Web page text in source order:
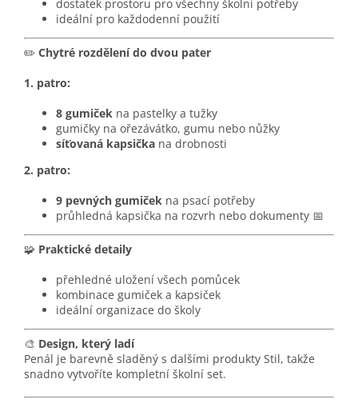
dostatek prostoru pro všechny školní potřeby
ideální pro každodenní použití
✏️ Chytré rozdělení do dvou pater
1. patro:
8 gumiček na pastelky a tužky
gumičky na ořezávátko, gumu nebo nůžky
síťovaná kapsička na drobnosti
2. patro:
9 pevných gumiček na psací potřeby
průhledná kapsička na rozvrh nebo dokumenty 📅
🧩 Praktické detaily
přehledné uložení všech pomůcek
kombinace gumiček a kapsiček
ideální organizace do školy
🎨 Design, který ladí
Penál je barevně sladěný s dalšími produkty Stil, takže
snadno vytvoříte kompletní školní set.